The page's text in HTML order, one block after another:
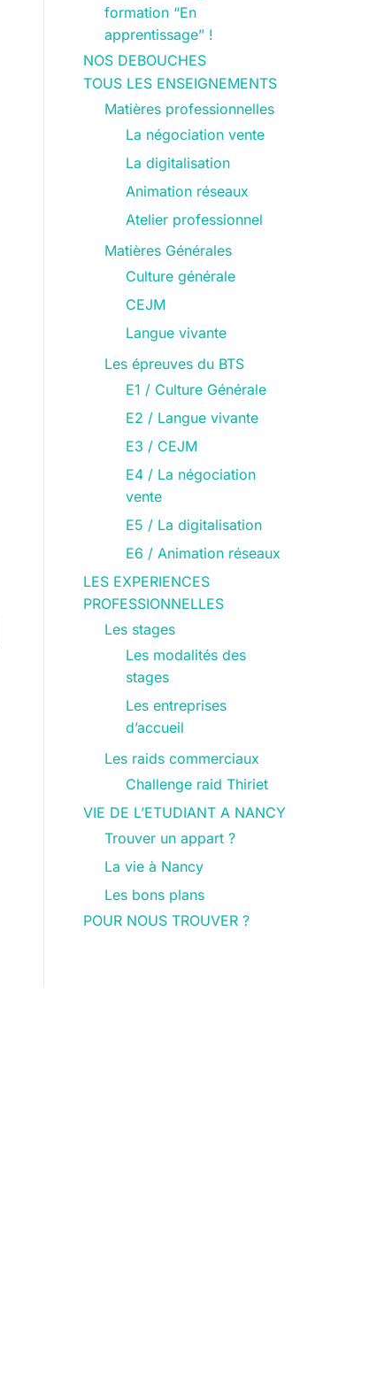
formation “En
apprentissage” !
NOS DEBOUCHES
TOUS LES ENSEIGNEMENTS
Matières professionnelles
La négociation vente
La digitalisation
Animation réseaux
Atelier professionnel
Matières Générales
Culture générale
CEJM
Langue vivante
Les épreuves du BTS
E1 / Culture Générale
E2 / Langue vivante
E3 / CEJM
E4 / La négociation
vente
E5 / La digitalisation
E6 / Animation réseaux
LES EXPERIENCES
PROFESSIONNELLES
Les stages
Les modalités des
stages
Les entreprises
d’accueil
Les raids commerciaux
Challenge raid Thiriet
VIE DE L’ETUDIANT A NANCY
Trouver un appart ?
La vie à Nancy
Les bons plans
POUR NOUS TROUVER ?